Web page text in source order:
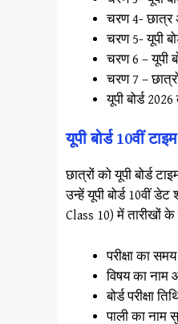
चरण 4- छात्र
चरण 5- यूपी
चरण 6 – यूपी
चरण 7 –
यूपी बोर्ड
यूपी बोर्ड 10वीं
छात्रों को यूपी बोर्ड
उन्हें यूपी बोर्ड 10वीं
Class 10) में तारीखों
परीक्षा का समय
विषय का नाम
बोर्ड परीक्षा
पाली का नाम